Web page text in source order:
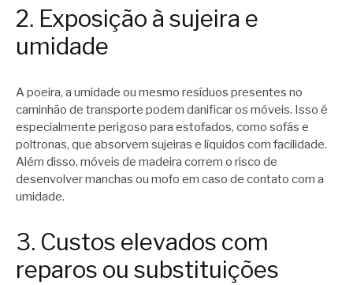
2. Exposição à sujeira e
umidade
A poeira, a umidade ou mesmo resíduos presentes no
caminhão de transporte podem danificar os móveis. Isso é
especialmente perigoso para estofados, como sofás e
poltronas, que absorvem sujeiras e líquidos com facilidade.
Além disso, móveis de madeira correm o risco de
desenvolver manchas ou mofo em caso de contato com a
umidade.
3. Custos elevados com
reparos ou substituições